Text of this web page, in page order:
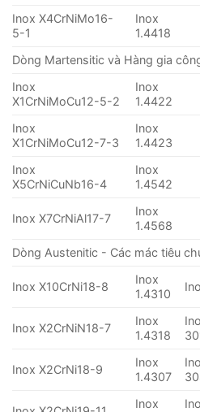
Inox X4CrNiMo16-
5-1
Inox
1.4418
Dòng Martensitic và Hàng gia
Inox
X1CrNiMoCu12-5-2
Inox
1.4422
Inox
X1CrNiMoCu12-7-3
Inox
1.4423
Inox
X5CrNiCuNb16-4
Inox
1.4542
Inox X7CrNiAl17-7
Inox
1.4568
Dòng Austenitic - Các mác tiêu
Inox X10CrNi18-8
Inox
1.4310
Inox X2CrNiN18-7
Inox
1.4318
Inox X2CrNi18-9
Inox
1.4307
Inox